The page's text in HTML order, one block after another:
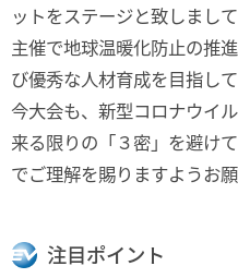
ットをステージと致しまし
主催で地球温暖化防止の推
び優秀な人材育成を目指して
今大会も、新型コロナウイ
来る限りの「３密」を避け
でご理解を賜りますようお願
注目ポイント